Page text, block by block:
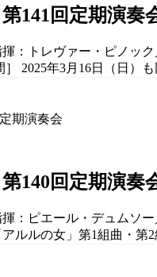
141回定期演奏
：トレヴァー・ピノッ
2025年3月16日（日）
140回定期演奏
：ピエール・デュムソ
ルルの女」第1組曲・第